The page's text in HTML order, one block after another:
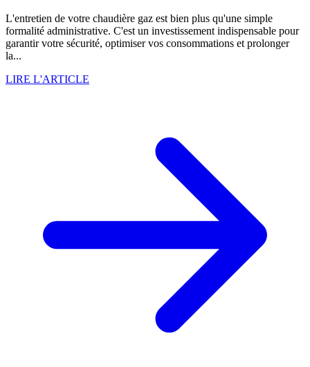
L'entretien de votre chaudière gaz est bien plus qu'une simple
formalité administrative. C'est un investissement indispensable pour
garantir votre sécurité, optimiser vos consommations et prolonger
la...
LIRE L'ARTICLE